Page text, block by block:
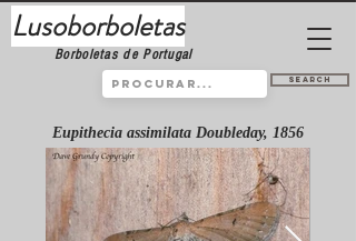
Lusoborboletas
Borboletas de Portugal
Search
Eupithecia assimilata Doubleday, 1856